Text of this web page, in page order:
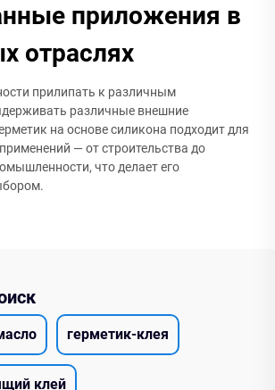
приложения в
отраслях
прилипать к различным
различные внешние
на основе силикона подходит для
— от строительства до
что делает его
герметик-клея
клей